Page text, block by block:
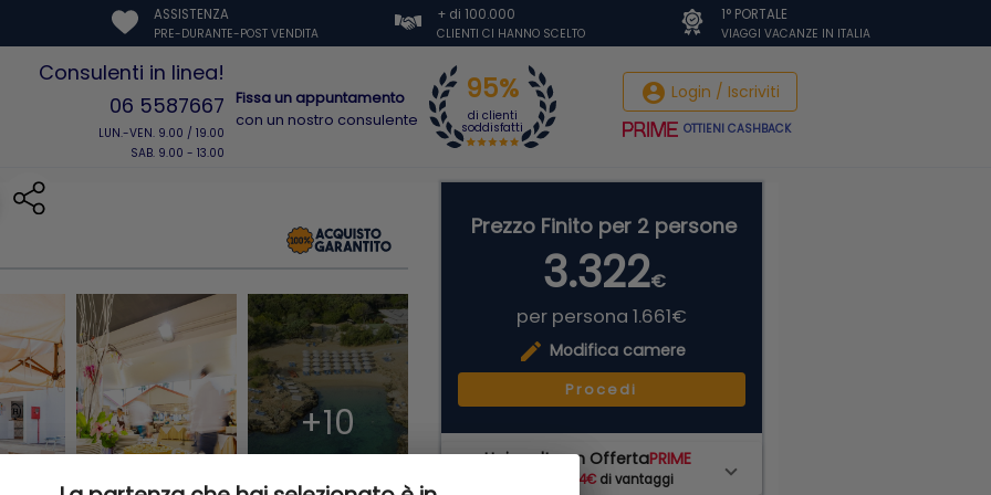
ASSISTENZA
PRE-DURANTE-POST VENDITA
+ di 100.000
CLIENTI CI HANNO SCELTO
1° PORTALE
VIAGGI VACANZE IN ITALIA
Consulenti in linea!
06 5587667
LUN.-VEN. 9.00 / 19.00
SAB. 9.00 - 13.00
Fissa un appuntamento
con un nostro consulente
account_circle Login / Iscriviti
OTTIENI CASHBACK
95%
di clienti
soddisfatti
+10
Prezzo Finito per 2 persone
3.322€
per persona 1.661€
edit Modifica camere
Procedi
Hai scelto un OffertaPRIME
94€ di vantaggi